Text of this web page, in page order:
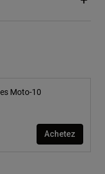
Moto-10
Achetez